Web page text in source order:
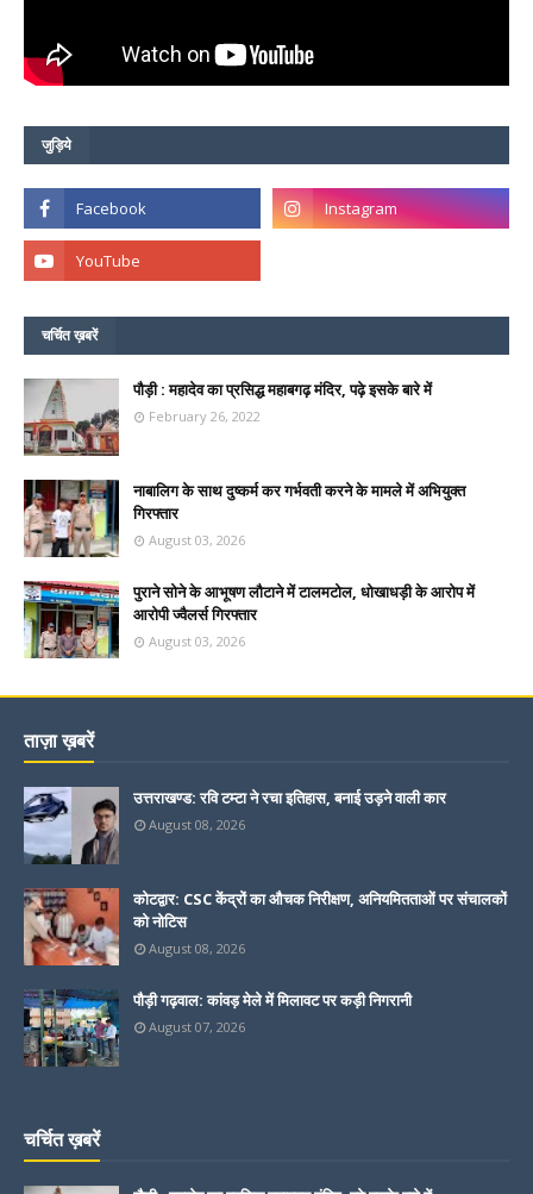
जुड़िये
चर्चित ख़बरें
पौड़ी : महादेव का प्रसिद्ध महाबगढ़ मंदिर, पढ़े इसके बारे में
February 26, 2022
नाबालिग के साथ दुष्कर्म कर गर्भवती करने के मामले में अभियुक्त
गिरफ्तार
August 03, 2026
पुराने सोने के आभूषण लौटाने में टालमटोल, धोखाधड़ी के आरोप में
आरोपी ज्वैलर्स गिरफ्तार
August 03, 2026
ताज़ा ख़बरें
उत्तराखण्ड: रवि टम्टा ने रचा इतिहास, बनाई उड़ने वाली कार
August 08, 2026
कोटद्वार: CSC केंद्रों का औचक निरीक्षण, अनियमितताओं पर संचालकों
को नोटिस
August 08, 2026
पौड़ी गढ़वाल: कांवड़ मेले में मिलावट पर कड़ी निगरानी
August 07, 2026
चर्चित ख़बरें